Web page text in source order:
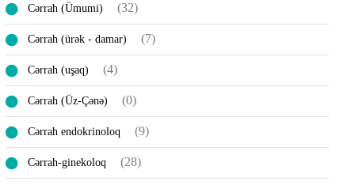
Cərrah (Ümumi) (32)
Cərrah (ürək - damar) (7)
Cərrah (uşaq) (4)
Cərrah (Üz-Çənə) (0)
Cərrah endokrinoloq (9)
Cərrah-ginekoloq (28)